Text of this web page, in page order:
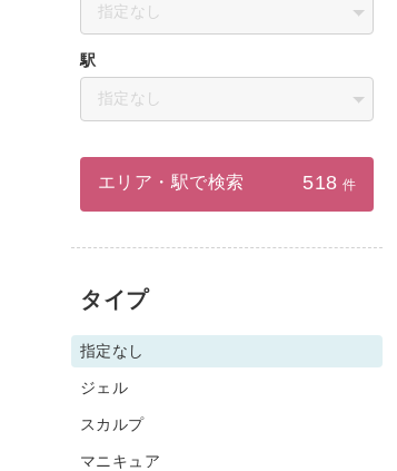
指定なし
駅
指定なし
エリア・駅で検索 518 件
タイプ
指定なし
ジェル
スカルプ
マニキュア